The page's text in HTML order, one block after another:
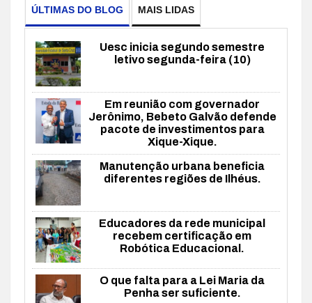
ÚLTIMAS DO BLOG MAIS LIDAS
Uesc inicia segundo semestre
letivo segunda-feira (10)
Em reunião com governador
Jerônimo, Bebeto Galvão defende
pacote de investimentos para
Xique-Xique.
Manutenção urbana beneficia
diferentes regiões de Ilhéus.
Educadores da rede municipal
recebem certificação em
Robótica Educacional.
O que falta para a Lei Maria da
Penha ser suficiente.